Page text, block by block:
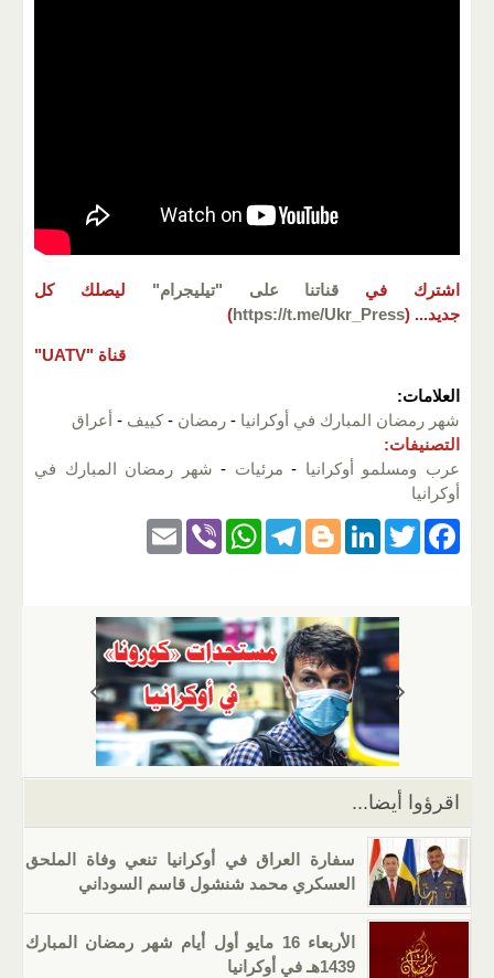
اشترك في قناتنا على "تيليجرام"
ليصلك كل
جديد... (
https://t.me/Ukr_Press
)
قناة "UATV"
العلامات:
شهر رمضان المبارك في أوكرانيا - رمضان - كييف - أعراق
التصنيفات:
عرب ومسلمو أوكرانيا - مرئيات - شهر رمضان المبارك في
أوكرانيا
F
k
T
er
Li
e
dI
n
Bl
g
er
T
gr
a
m
W
s
A
p
p
Vi
اقرؤوا أيضا...
سفارة العراق في أوكرانيا تنعي وفاة الملحق
العسكري محمد شنشول قاسم السوداني
الأربعاء 16 مايو أول أيام شهر رمضان المبارك
1439هـ في أوكرانيا